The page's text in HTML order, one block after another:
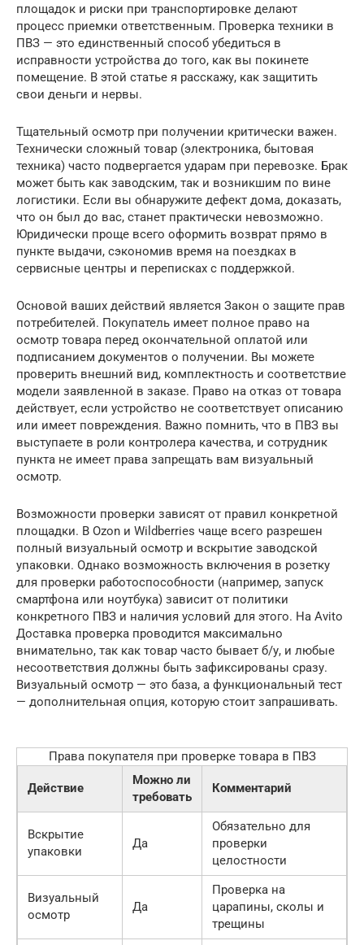
площадок и риски при транспортировке делают
процесс приемки ответственным. Проверка техники в
ПВЗ — это единственный способ убедиться в
исправности устройства до того, как вы покинете
помещение. В этой статье я расскажу, как защитить
свои деньги и нервы.
Тщательный осмотр при получении критически важен.
Технически сложный товар (электроника, бытовая
техника) часто подвергается ударам при перевозке. Брак
может быть как заводским, так и возникшим по вине
логистики. Если вы обнаружите дефект дома, доказать,
что он был до вас, станет практически невозможно.
Юридически проще всего оформить возврат прямо в
пункте выдачи, сэкономив время на поездках в
сервисные центры и переписках с поддержкой.
Основой ваших действий является Закон о защите прав
потребителей. Покупатель имеет полное право на
осмотр товара перед окончательной оплатой или
подписанием документов о получении. Вы можете
проверить внешний вид, комплектность и соответствие
модели заявленной в заказе. Право на отказ от товара
действует, если устройство не соответствует описанию
или имеет повреждения. Важно помнить, что в ПВЗ вы
выступаете в роли контролера качества, и сотрудник
пункта не имеет права запрещать вам визуальный
осмотр.
Возможности проверки зависят от правил конкретной
площадки. В Ozon и Wildberries чаще всего разрешен
полный визуальный осмотр и вскрытие заводской
упаковки. Однако возможность включения в розетку
для проверки работоспособности (например, запуск
смартфона или ноутбука) зависит от политики
конкретного ПВЗ и наличия условий для этого. На Avito
Доставка проверка проводится максимально
внимательно, так как товар часто бывает б/у, и любые
несоответствия должны быть зафиксированы сразу.
Визуальный осмотр — это база, а функциональный тест
— дополнительная опция, которую стоит запрашивать.
Права покупателя при проверке товара в ПВЗ
Действие
Можно ли
требовать
Комментарий
Вскрытие
упаковки
Да
Обязательно для
проверки
целостности
Визуальный
осмотр
Да
Проверка на
царапины, сколы и
трещины